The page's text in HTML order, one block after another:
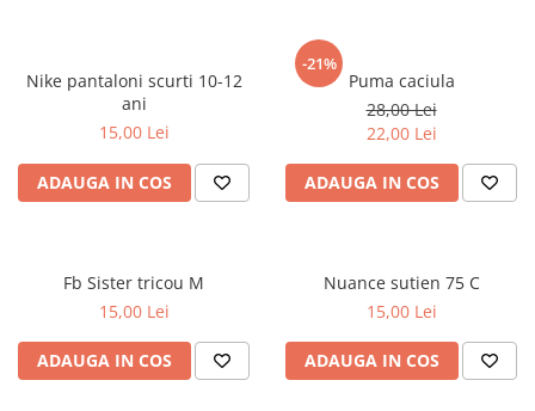
Nike pantaloni scurti 10-12
ani
15,00 Lei
ADAUGA IN COS
-21%
Puma caciula
28,00 Lei
22,00 Lei
ADAUGA IN COS
Fb Sister tricou M
15,00 Lei
ADAUGA IN COS
Nuance sutien 75 C
15,00 Lei
ADAUGA IN COS